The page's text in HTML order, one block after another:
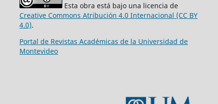
Esta obra está bajo una licencia de
Creative Commons Atribución 4.0 Internacional (CC BY
4.0).
Portal de Revistas Académicas de la Universidad de
Montevideo